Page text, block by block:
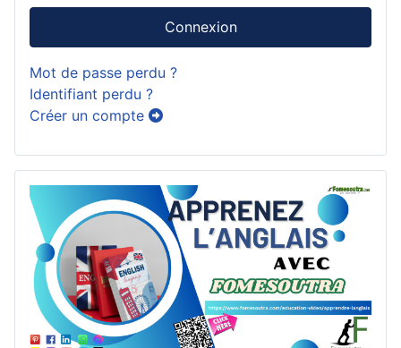
Connexion
Mot de passe perdu ?
Identifiant perdu ?
Créer un compte